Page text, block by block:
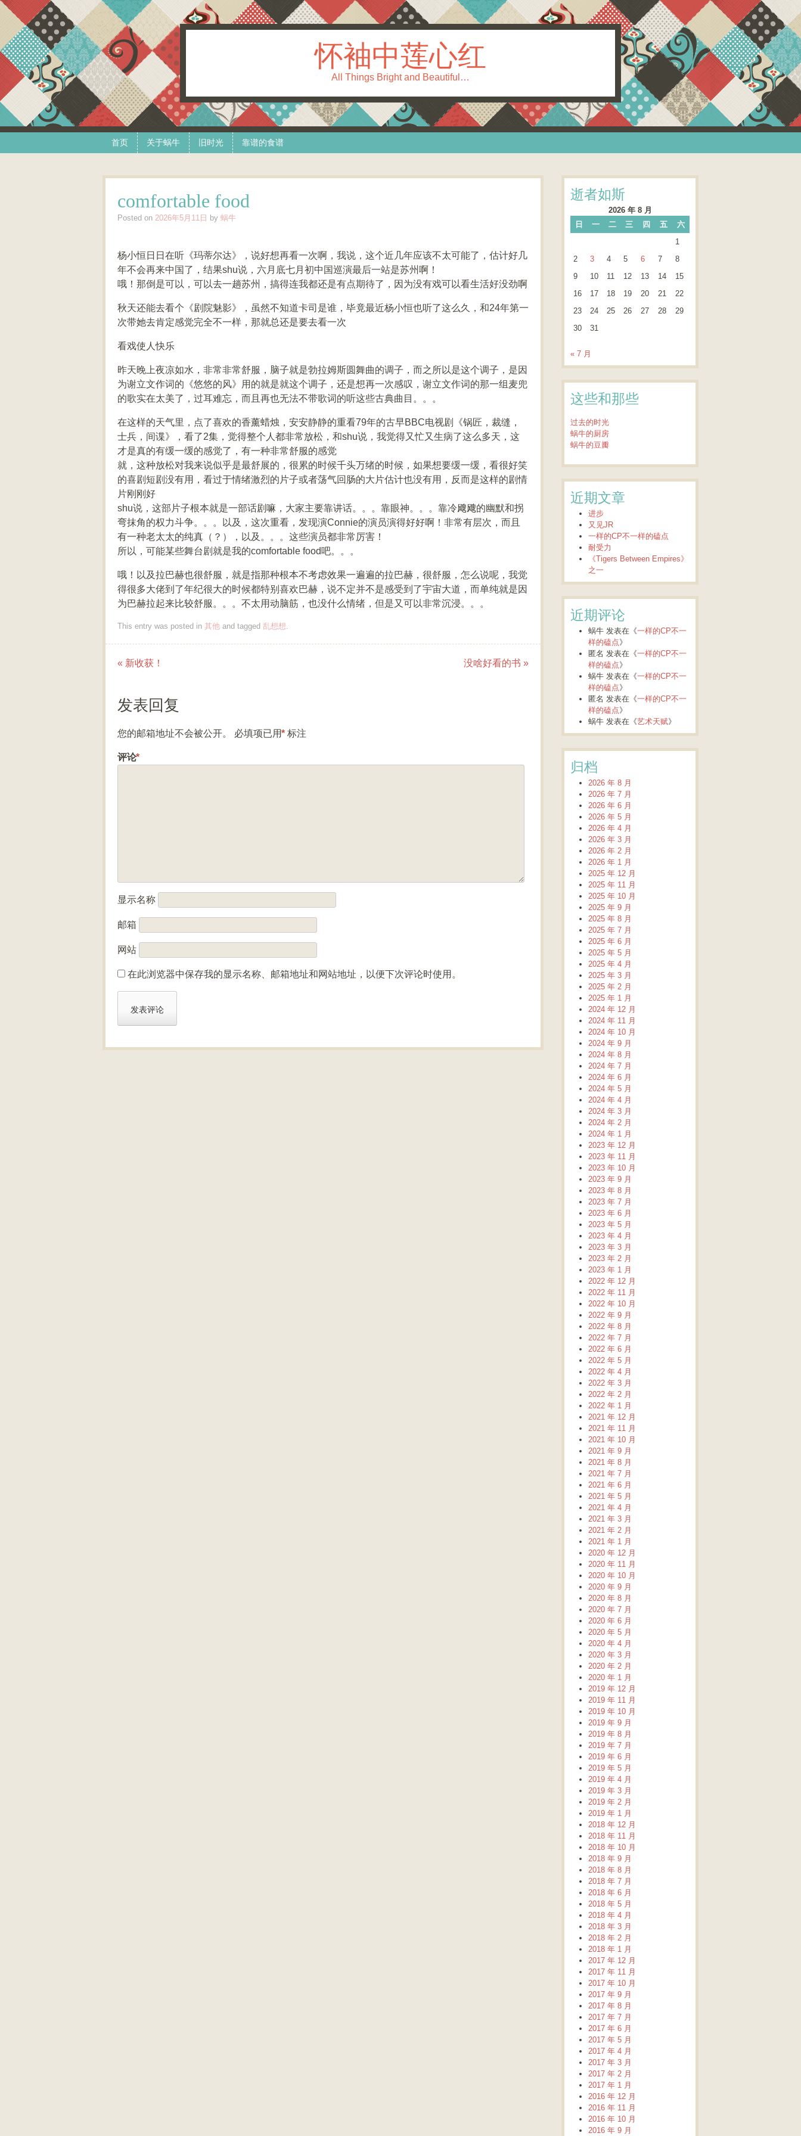
怀袖中莲心红
All Things Bright and Beautiful…
首页 关于蜗牛 旧时光 靠谱的食谱
comfortable food
Posted on 2026年5月11日 by 蜗牛
杨小恒日日在听《玛蒂尔达》，说好想再看一次啊，我说，这个近几年应该不太可能了，估计好几
年不会再来中国了，结果shu说，六月底七月初中国巡演最后一站是苏州啊！
哦！那倒是可以，可以去一趟苏州，搞得连我都还是有点期待了，因为没有戏可以看生活好没劲啊
秋天还能去看个《剧院魅影》，虽然不知道卡司是谁，毕竟最近杨小恒也听了这么久，和24年第一
次带她去肯定感觉完全不一样，那就总还是要去看一次
看戏使人快乐
昨天晚上夜凉如水，非常非常舒服，脑子就是勃拉姆斯圆舞曲的调子，而之所以是这个调子，是因
为谢立文作词的《悠悠的风》用的就是就这个调子，还是想再一次感叹，谢立文作词的那一组麦兜
的歌实在太美了，过耳难忘，而且再也无法不带歌词的听这些古典曲目。。。
在这样的天气里，点了喜欢的香薰蜡烛，安安静静的重看79年的古早BBC电视剧《锅匠，裁缝，
士兵，间谍》，看了2集，觉得整个人都非常放松，和shu说，我觉得又忙又生病了这么多天，这
才是真的有缓一缓的感觉了，有一种非常舒服的感觉
就，这种放松对我来说似乎是最舒展的，很累的时候千头万绪的时候，如果想要缓一缓，看很好笑
的喜剧短剧没有用，看过于情绪激烈的片子或者荡气回肠的大片估计也没有用，反而是这样的剧情
片刚刚好
shu说，这部片子根本就是一部话剧嘛，大家主要靠讲话。。。靠眼神。。。靠冷飕飕的幽默和拐
弯抹角的权力斗争。。。以及，这次重看，发现演Connie的演员演得好好啊！非常有层次，而且
有一种老太太的纯真（？），以及。。。这些演员都非常厉害！
所以，可能某些舞台剧就是我的comfortable food吧。。。
哦！以及拉巴赫也很舒服，就是指那种根本不考虑效果一遍遍的拉巴赫，很舒服，怎么说呢，我觉
得很多大佬到了年纪很大的时候都特别喜欢巴赫，说不定并不是感受到了宇宙大道，而单纯就是因
为巴赫拉起来比较舒服。。。不太用动脑筋，也没什么情绪，但是又可以非常沉浸。。。
This entry was posted in 其他 and tagged 乱想想.
Post navigation
« 新收获！ 没啥好看的书 »
发表回复
您的邮箱地址不会被公开。 必填项已用* 标注
评论*
显示名称
邮箱
网站
在此浏览器中保存我的显示名称、邮箱地址和网站地址，以便下次评论时使用。
逝者如斯
2026 年 8 月
日
一 二 三 四 五
六
1
2
3 4 5 6 7
8
9
10 11 12 13 14
15
16
17 18 19 20 21
22
23
24 25 26 27 28
29
30
31
« 7 月
这些和那些
过去的时光
蜗牛的厨房
蜗牛的豆瓣
近期文章
进步
又见JR
一样的CP不一样的磕点
耐受力
《Tigers Between Empires》
之一
近期评论
蜗牛 发表在《一样的CP不一
样的磕点》
匿名 发表在《一样的CP不一
样的磕点》
蜗牛 发表在《一样的CP不一
样的磕点》
匿名 发表在《一样的CP不一
样的磕点》
蜗牛 发表在《艺术天赋》
归档
2026 年 8 月
2026 年 7 月
2026 年 6 月
2026 年 5 月
2026 年 4 月
2026 年 3 月
2026 年 2 月
2026 年 1 月
2025 年 12 月
2025 年 11 月
2025 年 10 月
2025 年 9 月
2025 年 8 月
2025 年 7 月
2025 年 6 月
2025 年 5 月
2025 年 4 月
2025 年 3 月
2025 年 2 月
2025 年 1 月
2024 年 12 月
2024 年 11 月
2024 年 10 月
2024 年 9 月
2024 年 8 月
2024 年 7 月
2024 年 6 月
2024 年 5 月
2024 年 4 月
2024 年 3 月
2024 年 2 月
2024 年 1 月
2023 年 12 月
2023 年 11 月
2023 年 10 月
2023 年 9 月
2023 年 8 月
2023 年 7 月
2023 年 6 月
2023 年 5 月
2023 年 4 月
2023 年 3 月
2023 年 2 月
2023 年 1 月
2022 年 12 月
2022 年 11 月
2022 年 10 月
2022 年 9 月
2022 年 8 月
2022 年 7 月
2022 年 6 月
2022 年 5 月
2022 年 4 月
2022 年 3 月
2022 年 2 月
2022 年 1 月
2021 年 12 月
2021 年 11 月
2021 年 10 月
2021 年 9 月
2021 年 8 月
2021 年 7 月
2021 年 6 月
2021 年 5 月
2021 年 4 月
2021 年 3 月
2021 年 2 月
2021 年 1 月
2020 年 12 月
2020 年 11 月
2020 年 10 月
2020 年 9 月
2020 年 8 月
2020 年 7 月
2020 年 6 月
2020 年 5 月
2020 年 4 月
2020 年 3 月
2020 年 2 月
2020 年 1 月
2019 年 12 月
2019 年 11 月
2019 年 10 月
2019 年 9 月
2019 年 8 月
2019 年 7 月
2019 年 6 月
2019 年 5 月
2019 年 4 月
2019 年 3 月
2019 年 2 月
2019 年 1 月
2018 年 12 月
2018 年 11 月
2018 年 10 月
2018 年 9 月
2018 年 8 月
2018 年 7 月
2018 年 6 月
2018 年 5 月
2018 年 4 月
2018 年 3 月
2018 年 2 月
2018 年 1 月
2017 年 12 月
2017 年 11 月
2017 年 10 月
2017 年 9 月
2017 年 8 月
2017 年 7 月
2017 年 6 月
2017 年 5 月
2017 年 4 月
2017 年 3 月
2017 年 2 月
2017 年 1 月
2016 年 12 月
2016 年 11 月
2016 年 10 月
2016 年 9 月